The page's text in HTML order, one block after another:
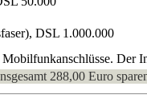
DSL 1.000.000
Der
288,00 Euro